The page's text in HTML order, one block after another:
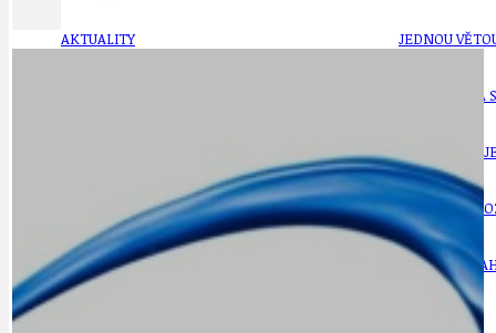
AKTUALITY
DATA A VÝROČÍ
DEZINFORMACE
JEDNOU
KLÁNOVICKÁ
KRUHOVÝ
KULTURNÍ
NÁDRAŽÍ